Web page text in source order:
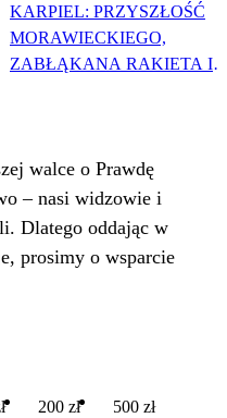
KARPIEL: PRZYSZŁOŚĆ
MORAWIECKIEGO,
ZABŁĄKANA RAKIETA I
walce o Prawdę
– nasi widzowie i
Dlatego oddając w
prosimy o wsparcie
200 zł 500 zł